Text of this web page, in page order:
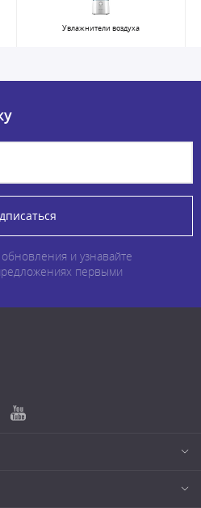
Увлажнители воздуха
и узнавайте
первыми